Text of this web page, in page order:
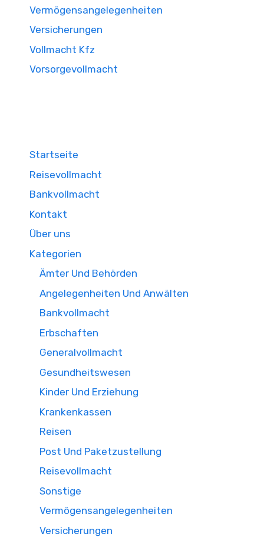
Vermögensangelegenheiten
Versicherungen
Vollmacht Kfz
Vorsorgevollmacht
Startseite
Reisevollmacht
Bankvollmacht
Kontakt
Über uns
Kategorien
Ämter Und Behörden
Angelegenheiten Und Anwälten
Bankvollmacht
Erbschaften
Generalvollmacht
Gesundheitswesen
Kinder Und Erziehung
Krankenkassen
Reisen
Post Und Paketzustellung
Reisevollmacht
Sonstige
Vermögensangelegenheiten
Versicherungen